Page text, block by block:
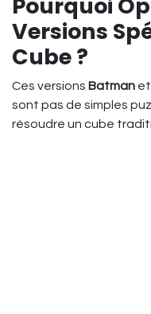
Versions
Cube ?
Ces versions Batman et
sont pas de simples
résoudre un cube